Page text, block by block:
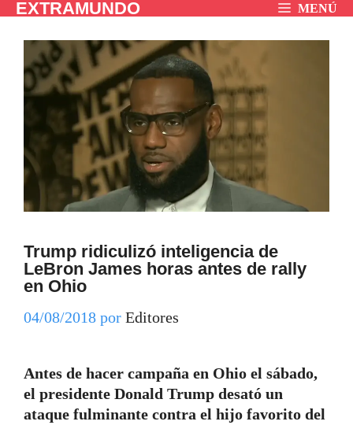
Saltar
contenido
EXTRAMUNDO MENÚ
Trump ridiculizó inteligencia de
LeBron James horas antes de rally
en Ohio
04/08/2018 por Editores
Antes de hacer campaña en Ohio el sábado,
el presidente Donald Trump desató un
ataque fulminante contra el hijo favorito del